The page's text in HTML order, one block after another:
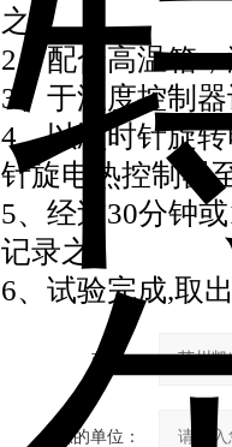
之。
2、配合高温箱
3、于温度控制
4、以顺时针旋
针旋电热控制器
5、经过30分钟
记录之。
6、试验完成,取
产品：
您的单位：